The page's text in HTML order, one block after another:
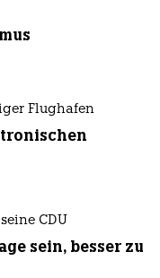
Flughafen
CDU
sein, besser zu